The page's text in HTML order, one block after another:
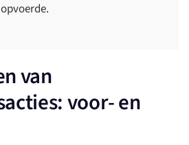
van
voor- en